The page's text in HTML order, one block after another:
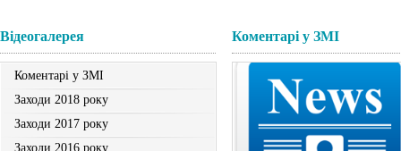
Вiдеогалерея
Коментарі у ЗМІ
Заходи 2018 року
Заходи 2017 року
Заходи 2016 року
Коментарі у ЗМІ